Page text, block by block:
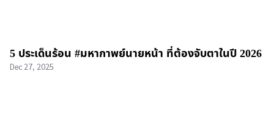
5 ประเด็นร้อน #มหากาพย์นายหน้า ที่ต้องจับตาในปี 2026
Dec 27, 2025